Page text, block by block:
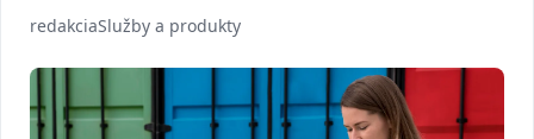
redakciaSlužby a produkty